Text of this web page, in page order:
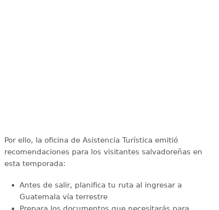
Por ello, la oficina de Asistencia Turística emitió
recomendaciones para los visitantes salvadoreñas en
esta temporada:
Antes de salir, planifica tu ruta al ingresar a
Guatemala vía terrestre